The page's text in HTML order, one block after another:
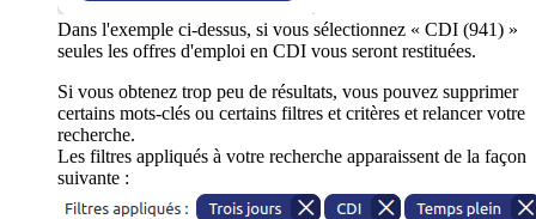
Dans l'exemple ci-dessus, si vous sélectionnez « CDI (941) »
seules les offres d'emploi en CDI vous seront restituées.
Si vous obtenez trop peu de résultats, vous pouvez supprimer
certains mots-clés ou certains filtres et critères et relancer votre
recherche.
Les filtres appliqués à votre recherche apparaissent de la façon
suivante :